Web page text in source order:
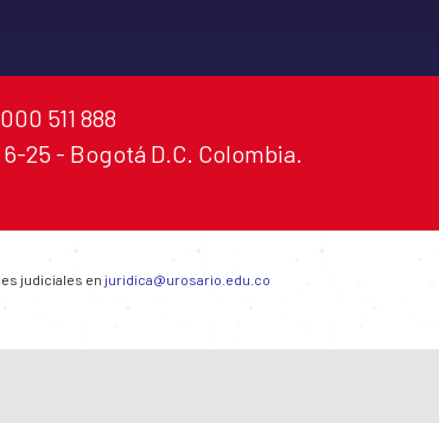
511 888
6-25 - Bogotá D.C. Colombia.
judiciales en juridica@urosario.edu.co